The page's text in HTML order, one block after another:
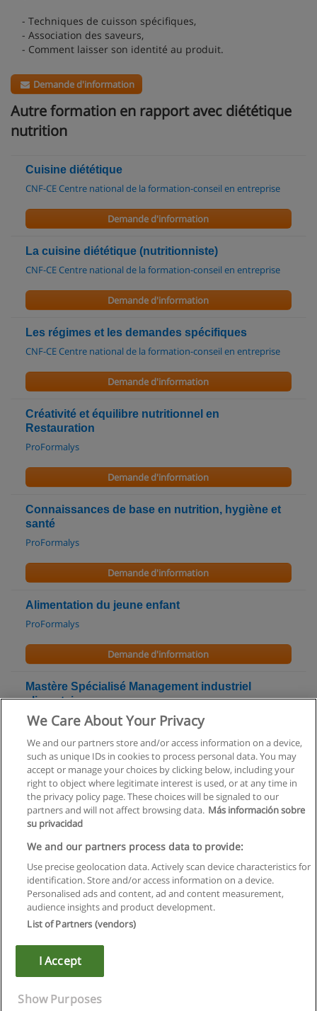
- Techniques de cuisson spécifiques,
- Association des saveurs,
- Comment laisser son identité au produit.
Demande d'information
Autre formation en rapport avec diététique
nutrition
Cuisine diététique
CNF-CE Centre national de la formation-conseil en entreprise
Demande d'information
La cuisine diététique (nutritionniste)
CNF-CE Centre national de la formation-conseil en entreprise
Demande d'information
Les régimes et les demandes spécifiques
CNF-CE Centre national de la formation-conseil en entreprise
Demande d'information
Créativité et équilibre nutritionnel en
Restauration
ProFormalys
Demande d'information
Connaissances de base en nutrition, hygiène et
santé
ProFormalys
Demande d'information
Alimentation du jeune enfant
ProFormalys
Demande d'information
Mastère Spécialisé Management industriel
alimentaire
AgroParisTech - Institut des sciences et industries du vivant et
Demande d'information
Règles d'utilisation
Confidentialité des données
Contacter Educaedu
Copyright © Educaedu Business S.L. - CIF : B-95610580: -
We Care About Your Privacy
We and our partners store and/or access information on a device,
such as unique IDs in cookies to process personal data. You may
accept or manage your choices by clicking below, including your
right to object where legitimate interest is used, or at any time in
the privacy policy page. These choices will be signaled to our
partners and will not affect browsing data. Más información sobre
su privacidad
We and our partners process data to provide:
Use precise geolocation data. Actively scan device characteristics for
identification. Store and/or access information on a device.
Personalised ads and content, ad and content measurement,
audience insights and product development.
List of Partners (vendors)
I Accept
Show Purposes